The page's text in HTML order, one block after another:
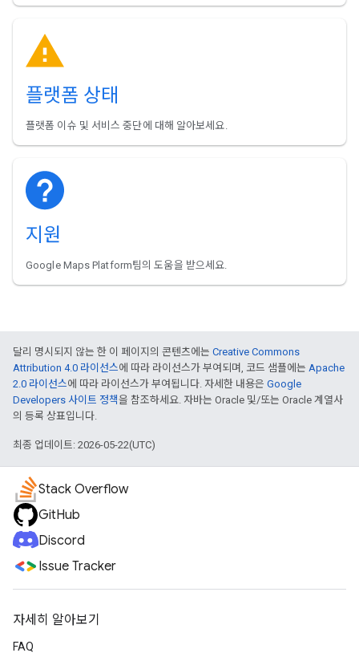
플랫폼 상태
플랫폼 이슈 및 서비스 중단에 대해 알아보세요.
지원
Google Maps Platform팀의 도움을 받으세요.
달리 명시되지 않는 한 이 페이지의 콘텐츠에는 Creative Commons
Attribution 4.0 라이선스에 따라 라이선스가 부여되며, 코드 샘플에는 Apache
2.0 라이선스에 따라 라이선스가 부여됩니다. 자세한 내용은 Google
Developers 사이트 정책을 참조하세요. 자바는 Oracle 및/또는 Oracle 계열사
의 등록 상표입니다.
최종 업데이트: 2026-05-22(UTC)
Stack Overflow
GitHub
Discord
Issue Tracker
자세히 알아보기
FAQ